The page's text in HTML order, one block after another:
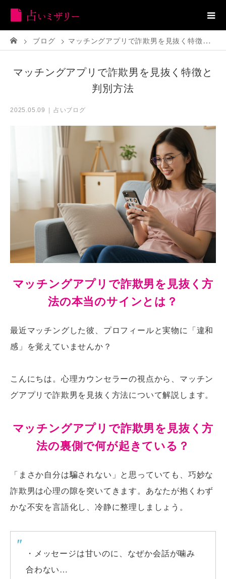
ブログ マッチングアプリで詐欺男を見抜く特徴と判別方法
マッチングアプリで詐欺男を見抜く特徴と
判別方法
2025.05.09 占いブログ
マッチングアプリで詐欺男を見抜く方
法の本当のサインとは？
最近マッチングした彼、プロフィールと実物に「違和
感」を覚えていませんか？
こんにちは。 心理カウンセラーの視点から、 マッチン
グアプリで詐欺男を見抜く方法について解説します。
マッチングアプリで詐欺男を見抜く方
法の裏側で何が起きている？
「まさか自分は騙されない」と思っていても、巧妙な
詐欺男は心理の隙を突いてきます。あなたが抱くわず
かな不安を言語化し、冷静に整理しましょう。
・メッセージは甘いのに、なぜか会話が噛み
合わない…